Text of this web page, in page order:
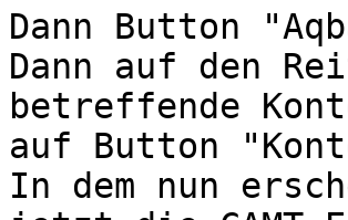
Dann Button
Dann auf den
betreffende
auf Button
In dem nun